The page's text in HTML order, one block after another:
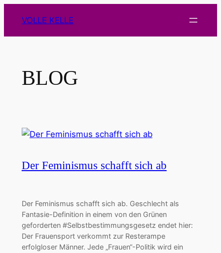
Inhalt
springen
VOLLE KELLE
BLOG
Der Feminismus schafft sich ab
Der Feminismus schafft sich ab. Geschlecht als
Fantasie-Definition in einem von den Grünen
geforderten #Selbstbestimmungsgesetz endet hier:
Der Frauensport verkommt zur Resterampe
erfolgloser Männer. Jede „Frauen“-Politik wird ein